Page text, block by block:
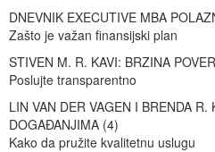
DNEVNIK EXECUTIVE MBA
Zašto je važan finansijski plan
STIVEN M. R. KAVI: BRZINA
Poslujte transparentno
LIN VAN DER VAGEN I BRENDA R.
DOGAĐANJIMA (4)
Kako da pružite kvalitetnu uslugu